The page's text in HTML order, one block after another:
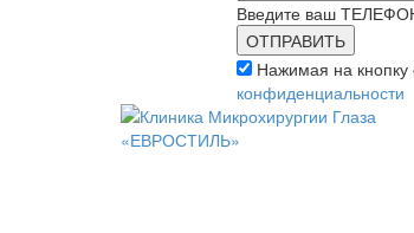
Введите ваш
Нажимая на кнопку
конфиденциальности